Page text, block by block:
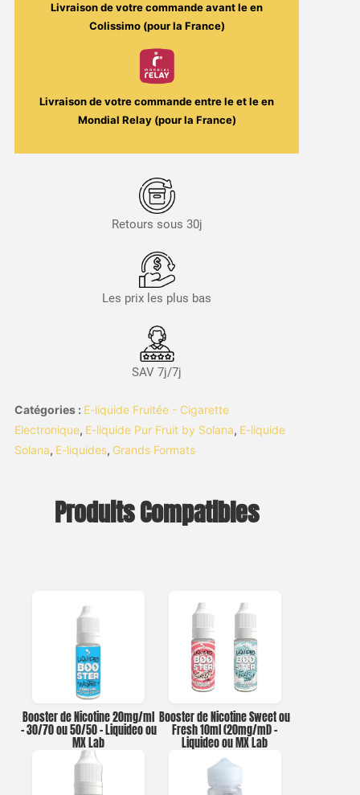
Livraison de votre commande avant leen
Colissimo (pour la France)
Livraison de votre commande entre leet leen
Mondial Relay (pour la France)
Retours sous 30j
Les prix les plus bas
SAV 7j/7j
Catégories : E-liquide Fruitée - Cigarette
Electronique, E-liquide Pur Fruit by Solana, E-liquide
Solana, E-liquides, Grands Formats
Produits Compatibles
Booster de Nicotine 20mg/ml
– 30/70 ou 50/50 – Liquideo ou
MX Lab
Booster de Nicotine Sweet ou
Fresh 10ml (20mg/ml) –
Liquideo ou MX Lab